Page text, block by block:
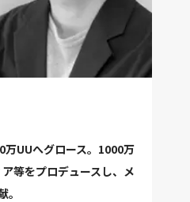
万UUへグロース。1000万
等をプロデュースし、メ